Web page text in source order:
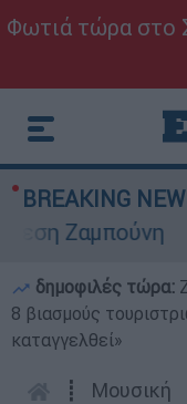
Φωτιά τώρα στο
BREAKING
Ζαμπούνη
δημοφιλές τώρα:
8 βιασμούς
καταγγελθεί»
┋ Μουσική